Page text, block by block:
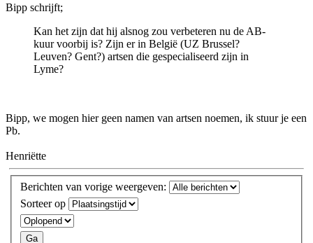
Bipp schrijft;
Kan het zijn dat hij alsnog zou verbeteren nu de AB-
kuur voorbij is? Zijn er in België (UZ Brussel?
Leuven? Gent?) artsen die gespecialiseerd zijn in
Lyme?
Bipp, we mogen hier geen namen van artsen noemen, ik stuur je een
Pb.
Henriëtte
Berichten van vorige weergeven:
Sorteer op